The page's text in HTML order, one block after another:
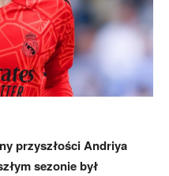
przyszłości Andriya
sezonie był